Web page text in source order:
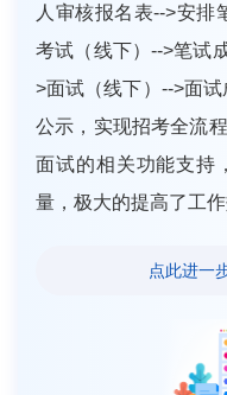
人审核报名表-->安排
考试（线下）-->笔试
>面试（线下）-->面
公示，实现招考全流
面试的相关功能支持
量，极大的提高了工作
点此进一